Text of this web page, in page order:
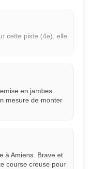
cette piste (4e), elle
en jambes.
mesure de monter
à Amiens. Brave et
course creuse pour